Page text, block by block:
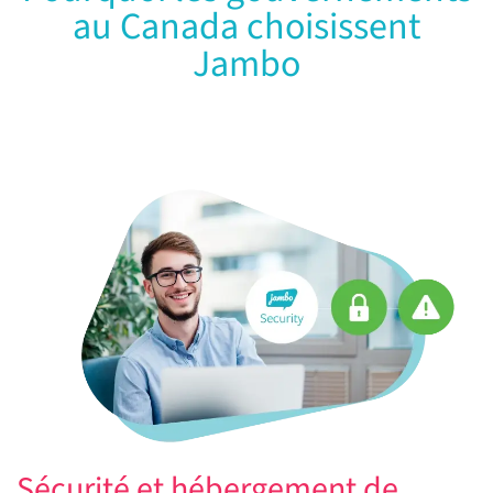
au Canada choisissent
Jambo